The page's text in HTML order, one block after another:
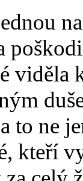
viděla
to ne
kteří